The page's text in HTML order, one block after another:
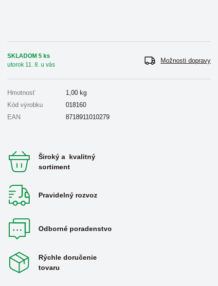
SKLADOM 5 ks
utorok 11. 8. u vás
Možnosti dopravy
Hmotnosť 1,00 kg
Kód výrobku
018160
EAN
8718911010279
Široký a kvalitný
sortiment
Pravidelný rozvoz
Odborné poradenstvo
Rýchle doručenie
tovaru